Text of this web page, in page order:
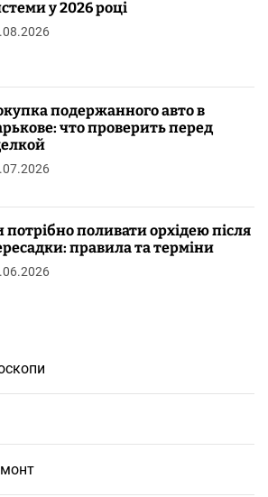
у 2026 році
подержанного авто в
что проверить перед
потрібно поливати орхідею після
правила та терміни